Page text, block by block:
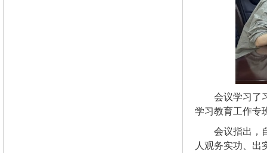
会议学习了
学习教育工作专
会议指出，
人观务实功、